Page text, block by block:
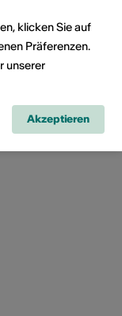
klicken Sie auf
Präferenzen.
unserer
Akzeptieren